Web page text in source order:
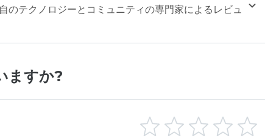
のテクノロジーとコミュニティの専門家によるレビュ
ますか?